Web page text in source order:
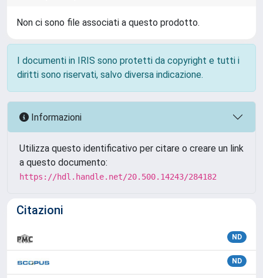
Non ci sono file associati a questo prodotto.
I documenti in IRIS sono protetti da copyright e tutti i
diritti sono riservati, salvo diversa indicazione.
Informazioni
Utilizza questo identificativo per citare o creare un link
a questo documento:
https://hdl.handle.net/20.500.14243/284182
Citazioni
ND
ND